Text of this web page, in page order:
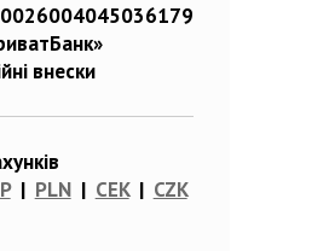
внески
| PLN| CEK| CZK